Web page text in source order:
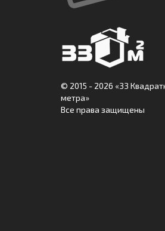
© 2015 - 2026 «33
метра»
Все права защищены